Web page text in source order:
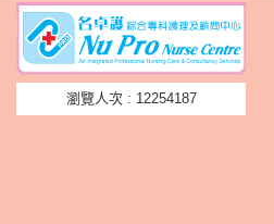
瀏覽人次 : 12254187